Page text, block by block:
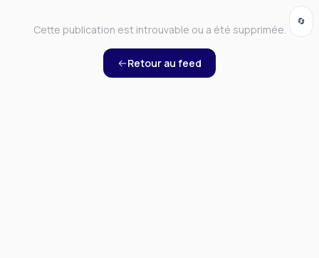
Cette publication est introuvable ou a été supprimée.
Retour au feed
🔄